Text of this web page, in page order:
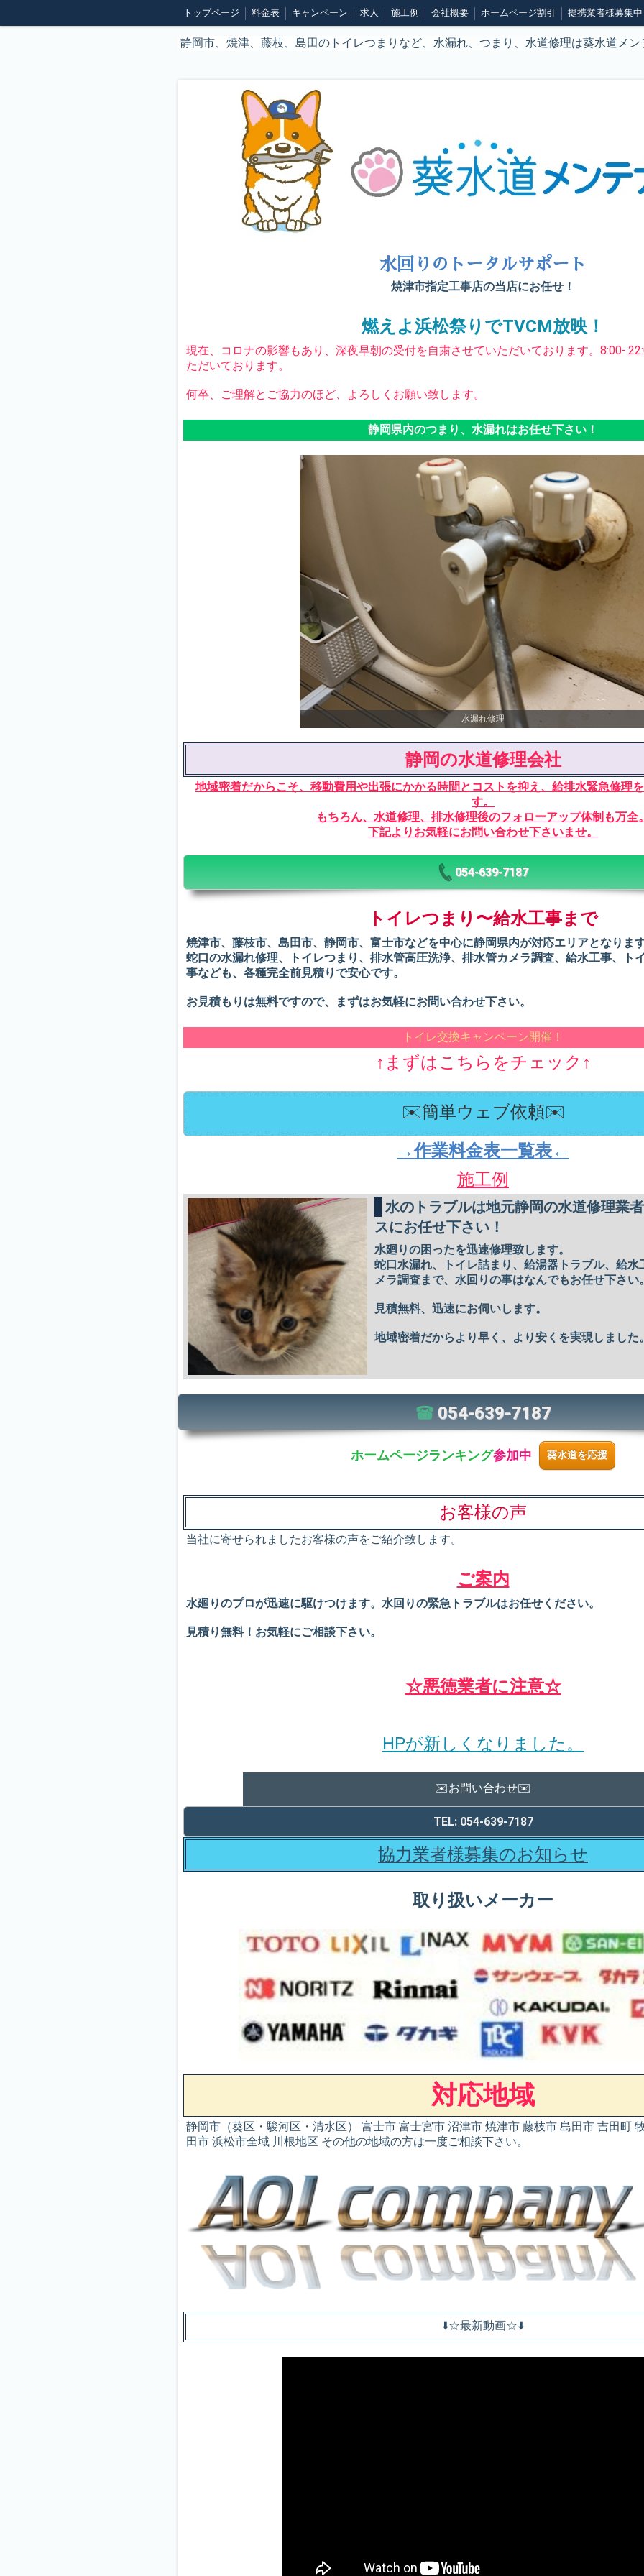
トップページ 料金表 キャンペーン 求人 施工例 会社概要 ホームページ割引 提携業者様募集中
特定商取引法表記
静岡市、焼津、藤枝、島田のトイレつまりなど、水漏れ、つまり、水道修理は葵水道メン
水回りのトータルサポート
焼津市指定工事店の当店にお任せ！
燃えよ浜松祭りでTVCM放映！
現在、コロナの影響もあり、深夜早朝の受付を自粛させていただいております。8:00-
ただいております。
何卒、ご理解とご協力のほど、よろしくお願い致します。
静岡県内のつまり、水漏れはお任せ下さい！
水漏れ修理
静岡の水道修理会社
地域密着だからこそ、移動費用や出張にかかる時間とコストを抑え、給排水緊急修理
す。
もちろん、水道修理、排水修理後のフォローアップ体制も万全
下記よりお気軽にお問い合わせ下さいませ。
054-639-7187
トイレつまり〜給水工事まで
焼津市、藤枝市、島田市、静岡市、富士市などを中心に静岡県内が対応エリアとなりま
蛇口の水漏れ修理、トイレつまり、排水管高圧洗浄、排水管カメラ調査、給水工事、ト
事なども、各種完全前見積りで安心です。
お見積もりは無料ですので、まずはお気軽にお問い合わせ下さい。
トイレ交換キャンペーン開催！
↑まずはこちらをチェック↑
✉️簡単ウェブ依頼✉️
→作業料金表一覧表←
施工例
水のトラブルは地元静岡の水道修理業
スにお任せ下さい！
水廻りの困ったを迅速修理致します。
蛇口水漏れ、トイレ詰まり、給湯器トラブル、給
メラ調査まで、水回りの事はなんでもお任せ下さい
見積無料、迅速にお伺いします。
地域密着だからより早く、より安くを実現しました
054-639-7187
ホームページランキング参加中 葵水道を応援
お客様の声
当社に寄せられましたお客様の声をご紹介致します。
ご案内
水廻りのプロが迅速に駆けつけます。水回りの緊急トラブルはお任せください。
見積り無料！お気軽にご相談下さい。
☆悪徳業者に注意☆
HPが新しくなりました。
✉️お問い合わせ✉️
TEL:054-639-7187
協力業者様募集のお知らせ
取り扱いメーカー
対応地域
静岡市（葵区・駿河区・清水区） 富士市 富士宮市 沼津市 焼津市 藤枝市 島田市 吉田町
田市 浜松市全域 川根地区 その他の地域の方は一度ご相談下さい。
⬇️☆最新動画☆⬇️